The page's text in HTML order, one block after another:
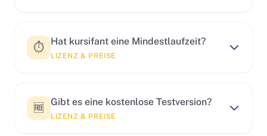
⏱️ Hat kursifant eine Mindestlaufzeit?
LIZENZ & PREISE
🆓 Gibt es eine kostenlose Testversion?
LIZENZ & PREISE